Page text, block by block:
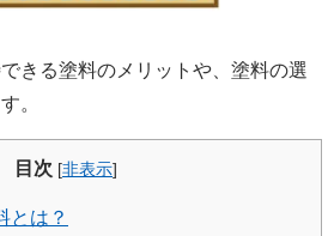
きる塗料のメリットや、塗料の選
。
目次 [非表示]
とは？